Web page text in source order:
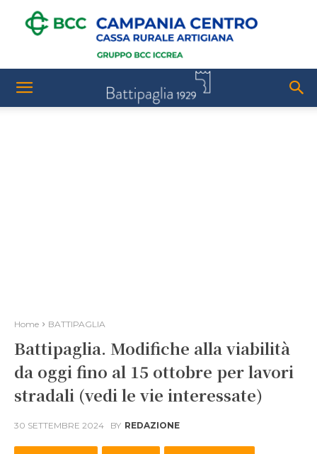
Home BATTIPAGLIA
Battipaglia. Modifiche alla viabilità
da oggi fino al 15 ottobre per lavori
stradali (vedi le vie interessate)
30 SETTEMBRE 2024 BY REDAZIONE